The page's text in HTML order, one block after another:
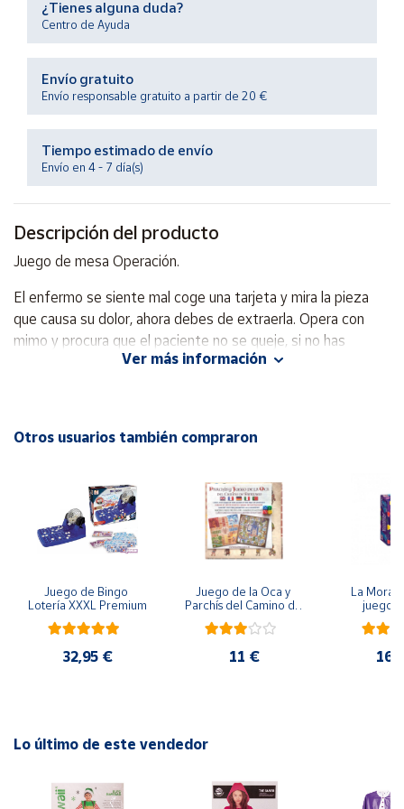
Productos
Solidarios
Ayuda
Centro
de ayuda
Contacto
Vendedores
vendedores
Hazte
vendedor
Cuenta
Península
Baleares
¿Tienes alguna duda?
Centro de Ayuda
Envío gratuito
Envío responsable gratuito a partir de 20 €
Tiempo estimado de envío
Envío en 4 - 7 día(s)
Descripción del producto
Juego de mesa Operación.
El enfermo se siente mal coge una tarjeta y mira la pieza
que causa su dolor, ahora debes de extraerla. Opera con
mimo y procura que el paciente no se queje, si no has
A partir de 1 jugador.
Ver más información
Otros usuarios también compraron
Juego de Bingo
Lotería XXXL Premium
32,95 €
Juego de la Oca y
Parchís del Camino de
Santiago
11 €
La
juego
Lo último de este vendedor